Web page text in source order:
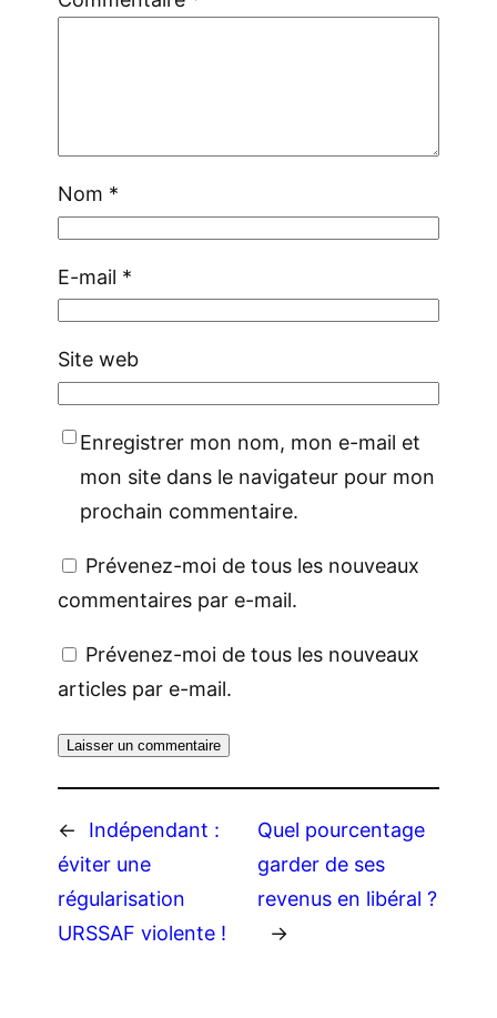
Nom *
E-mail *
Site web
Enregistrer mon nom, mon e-mail et
mon site dans le navigateur pour mon
prochain commentaire.
Prévenez-moi de tous les nouveaux
commentaires par e-mail.
Prévenez-moi de tous les nouveaux
articles par e-mail.
←
Indépendant :
éviter une
régularisation
URSSAF violente !
Quel pourcentage
garder de ses
revenus en libéral ?
→